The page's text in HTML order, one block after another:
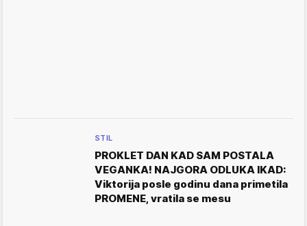
STIL
PROKLET DAN KAD SAM POSTALA
VEGANKA! NAJGORA ODLUKA IKAD:
Viktorija posle godinu dana primetila
PROMENE, vratila se mesu